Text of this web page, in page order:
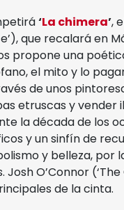
‘La chimera’,
que recalará en
propone una
el mito y lo
de unos
etruscas y vender
la década de los
y un sinfín de
y belleza,
Josh O’Connor
de la cinta.